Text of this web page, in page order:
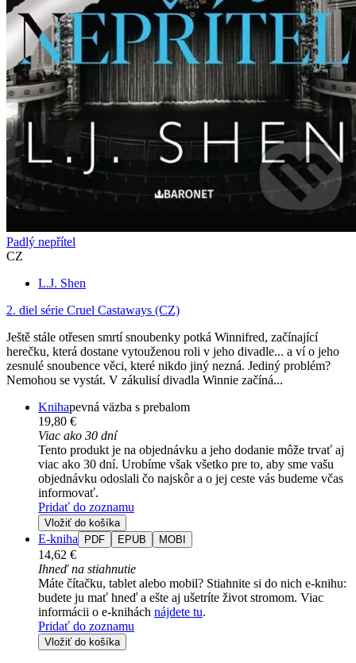
Padlý nepřítel
CZ
L.J. Shen
2. diel série Cruel Castaways (CZ)
Ještě stále otřesen smrtí snoubenky potká Winnifred, začínající
herečku, která dostane vytouženou roli v jeho divadle... a ví o jeho
zesnulé snoubence věci, které nikdo jiný nezná. Jediný problém?
Nemohou se vystát. V zákulisí divadla Winnie začíná...
Knihapevná väzba s prebalom
19,80 €
Viac ako 30 dní
Tento produkt je na objednávku a jeho dodanie môže trvať aj
viac ako 30 dní. Urobíme však všetko pre to, aby sme vašu
objednávku odoslali čo najskôr a o jej ceste vás budeme včas
informovať.
Pridať do zoznamu
Vložiť do košíka
E-kniha PDF EPUB MOBI
14,62 €
Ihneď na stiahnutie
Máte čítačku, tablet alebo mobil? Stiahnite si do nich e-knihu:
budete ju mať hneď a ešte aj ušetríte život stromom. Viac
informácii o e-knihách nájdete tu.
Pridať do zoznamu
Vložiť do košíka